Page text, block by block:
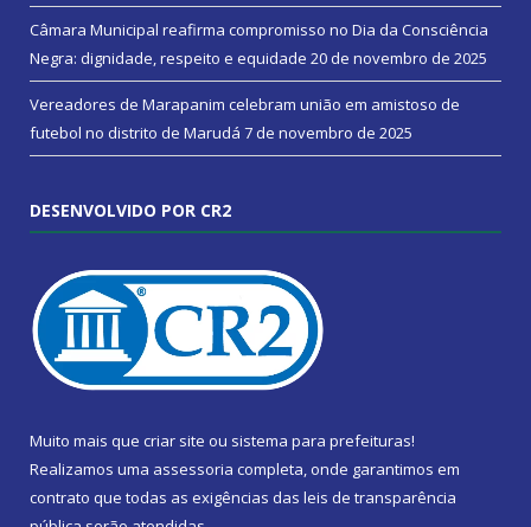
Câmara Municipal reafirma compromisso no Dia da Consciência
Negra: dignidade, respeito e equidade 20 de novembro de 2025
Vereadores de Marapanim celebram união em amistoso de
futebol no distrito de Marudá 7 de novembro de 2025
DESENVOLVIDO POR CR2
Muito mais que criar site ou sistema para prefeituras!
Realizamos uma assessoria completa, onde garantimos em
contrato que todas as exigências das leis de transparência